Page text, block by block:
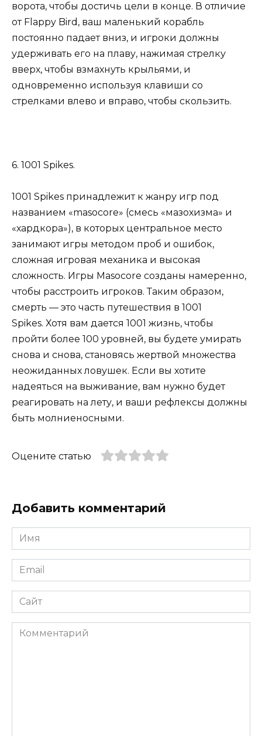
ворота, чтобы достичь цели в конце. В отличие
от Flappy Bird, ваш маленький корабль
постоянно падает вниз, и игроки должны
удерживать его на плаву, нажимая стрелку
вверх, чтобы взмахнуть крыльями, и
одновременно используя клавиши со
стрелками влево и вправо, чтобы скользить.
6. 1001 Spikes.
1001 Spikes принадлежит к жанру игр под
названием «masocore» (смесь «мазохизма» и
«хардкора»), в которых центральное место
занимают игры методом проб и ошибок,
сложная игровая механика и высокая
сложность. Игры Masocore созданы намеренно,
чтобы расстроить игроков. Таким образом,
смерть — это часть путешествия в 1001
Spikes. Хотя вам дается 1001 жизнь, чтобы
пройти более 100 уровней, вы будете умирать
снова и снова, становясь жертвой множества
неожиданных ловушек. Если вы хотите
надеяться на выживание, вам нужно будет
реагировать на лету, и ваши рефлексы должны
быть молниеносными.
Оцените статью
Добавить комментарий
Имя
*
Email
*
Сайт
Комментарий